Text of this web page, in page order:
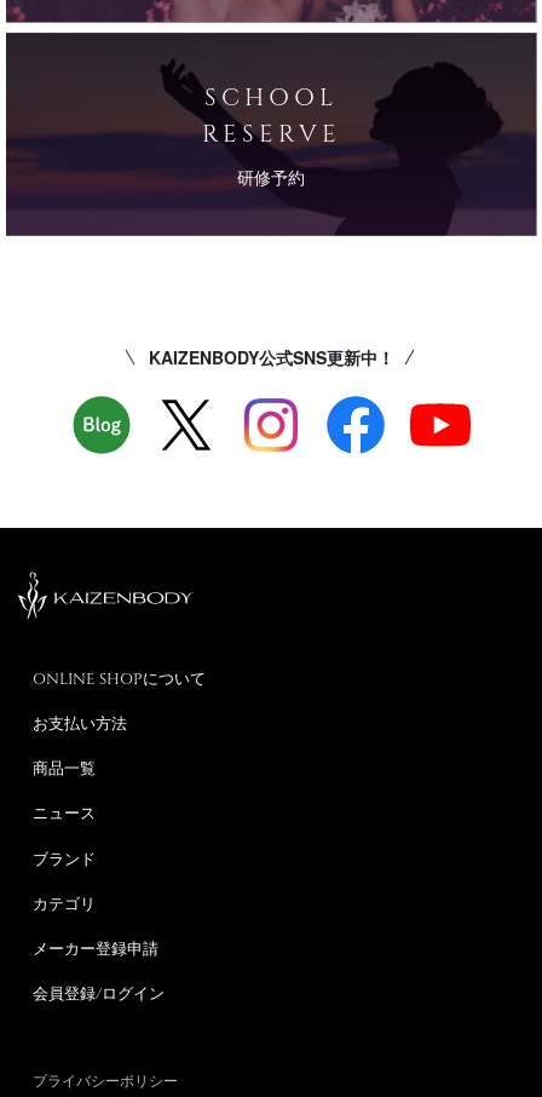
SCHOOL
RESERVE
研修予約
KAIZENBODY公式SNS更新中！
ONLINE SHOPについて
お支払い方法
商品一覧
ニュース
ブランド
カテゴリ
メーカー登録申請
会員登録/ログイン
プライバシーポリシー